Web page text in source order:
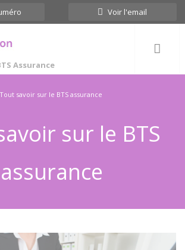
Voir l'email
Assurance
Tout savoir sur le BTS assurance
sur le BTS
assurance